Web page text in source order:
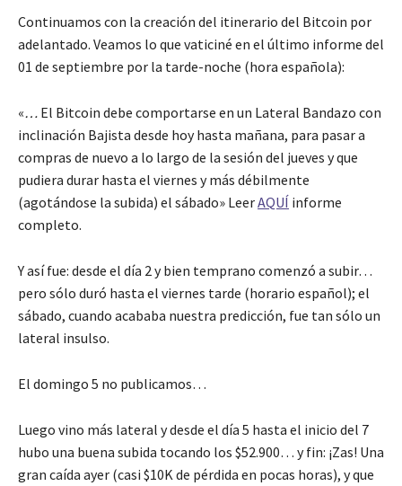
Continuamos con la creación del itinerario del Bitcoin por
adelantado. Veamos lo que vaticiné en el último informe del
01 de septiembre por la tarde-noche (hora española):
«… El Bitcoin debe comportarse en un Lateral Bandazo con
inclinación Bajista desde hoy hasta mañana, para pasar a
compras de nuevo a lo largo de la sesión del jueves y que
pudiera durar hasta el viernes y más débilmente
(agotándose la subida) el sábado» LeerAQUÍ informe
completo.
Y así fue: desde el día 2 y bien temprano comenzó a subir…
pero sólo duró hasta el viernes tarde (horario español); el
sábado, cuando acababa nuestra predicción, fue tan sólo un
lateral insulso.
El domingo 5 no publicamos…
Luego vino más lateral y desde el día 5 hasta el inicio del 7
hubo una buena subida tocando los $52.900… y fin: ¡Zas! Una
gran caída ayer (casi $10K de pérdida en pocas horas), y que